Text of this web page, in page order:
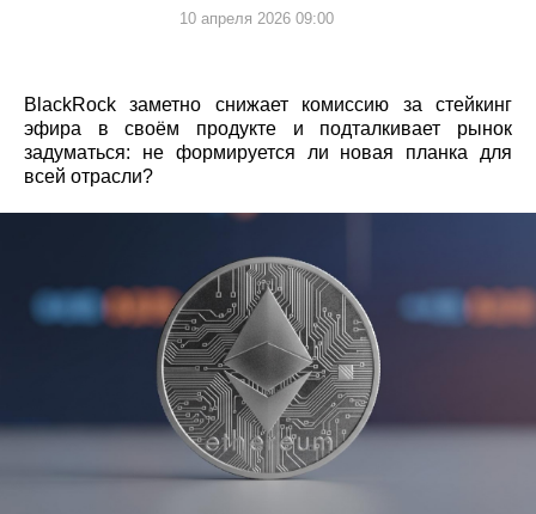
10 апреля 2026 09:00
BlackRock заметно снижает комиссию за стейкинг
эфира в своём продукте и подталкивает рынок
задуматься: не формируется ли новая планка для
всей отрасли?